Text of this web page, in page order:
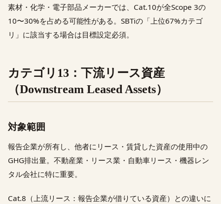
素材・化学・電子部品メーカーでは、Cat.10が全Scope 3の
10〜30%を占める可能性がある。SBTiの「上位67%カテゴ
リ」に該当する場合は目標設定必須。
カテゴリ13：下流リース資産
（Downstream Leased Assets）
対象範囲
報告企業が所有し、他者にリース・賃貸した資産の使用中の
GHG排出量。不動産業・リース業・自動車リース・機器レン
タル会社に特に重要。
Cat.8（上流リース：報告企業が借りている資産）との違いに